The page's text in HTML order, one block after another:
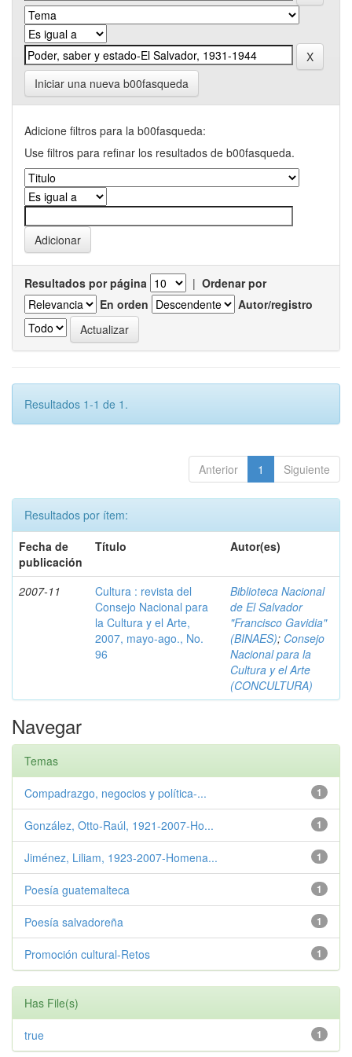
Iniciar una nueva b00fasqueda
Adicione filtros para la b00fasqueda:
Use filtros para refinar los resultados de b00fasqueda.
Resultados por página | Ordenar por
En orden
Autor/registro
Resultados 1-1 de 1.
Anterior 1 Siguiente
Resultados por ítem:
Fecha de
publicación
Título Autor(es)
2007-11
Cultura : revista del
Consejo Nacional para
la Cultura y el Arte,
2007, mayo-ago., No.
96
Biblioteca Nacional
de El Salvador
"Francisco Gavidia"
(BINAES); Consejo
Nacional para la
Cultura y el Arte
(CONCULTURA)
Navegar
Temas
1
Compadrazgo, negocios y política-...
1
González, Otto-Raúl, 1921-2007-Ho...
1
Jiménez, Liliam, 1923-2007-Homena...
1
Poesía guatemalteca
1
Poesía salvadoreña
1
Promoción cultural-Retos
Has File(s)
1
true